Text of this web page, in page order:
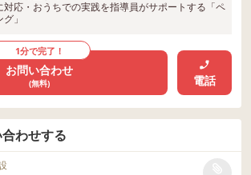
対応・おうちでの実践を指導員がサポートする「ペ
」
1分で完了！
お問い合わせ
(無料) 電話
わせする